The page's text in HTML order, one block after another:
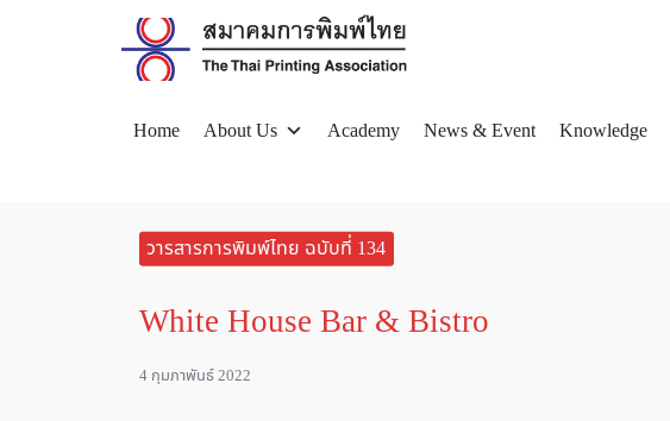
Home About Us Academy News & Event Knowledge
วารสารการพิมพ์ไทย ฉบับที่ 134
White House Bar & Bistro
4 กุมภาพันธ์ 2022